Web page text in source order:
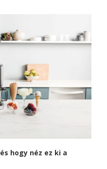
és hogy néz ez ki a